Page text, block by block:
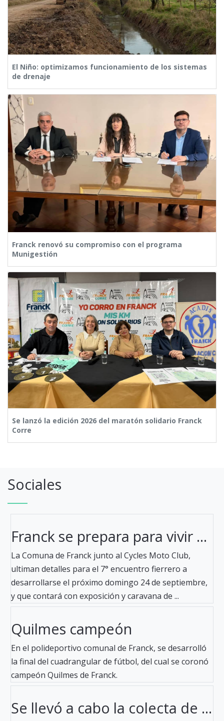
El Niño: optimizamos funcionamiento de los sistemas
de drenaje
Franck renovó su compromiso con el programa
Munigestión
Se lanzó la edición 2026 del maratón solidario Franck
Corre
Sociales
Franck se prepara para vivir ...
La Comuna de Franck junto al Cycles Moto Club,
ultiman detalles para el 7° encuentro fierrero a
desarrollarse el próximo domingo 24 de septiembre,
y que contará con exposición y caravana de ...
Quilmes campeón
En el polideportivo comunal de Franck, se desarrolló
la final del cuadrangular de fútbol, del cual se coronó
campeón Quilmes de Franck.
Se llevó a cabo la colecta de ...